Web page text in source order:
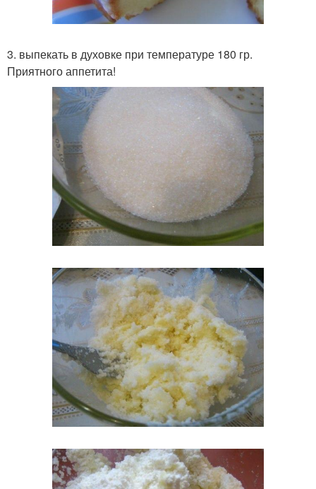
3. выпекать в духовке при температуре 180 гр.
Приятного аппетита!